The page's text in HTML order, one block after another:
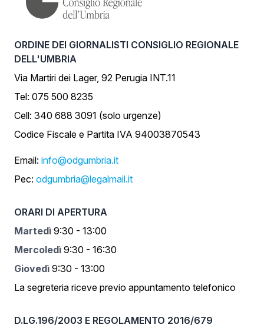
ORDINE DEI GIORNALISTI CONSIGLIO REGIONALE
DELL'UMBRIA
Via Martiri dei Lager, 92 Perugia INT.11
Tel: 075 500 8235
Cell: 340 688 3091 (solo urgenze)
Codice Fiscale e Partita IVA 94003870543
Email: info@odgumbria.it
Pec: odgumbria@legalmail.it
ORARI DI APERTURA
Martedì 9:30 - 13:00
Mercoledì 9:30 - 16:30
Giovedì 9:30 - 13:00
La segreteria riceve previo appuntamento telefonico
D.LG.196/2003 E REGOLAMENTO 2016/679